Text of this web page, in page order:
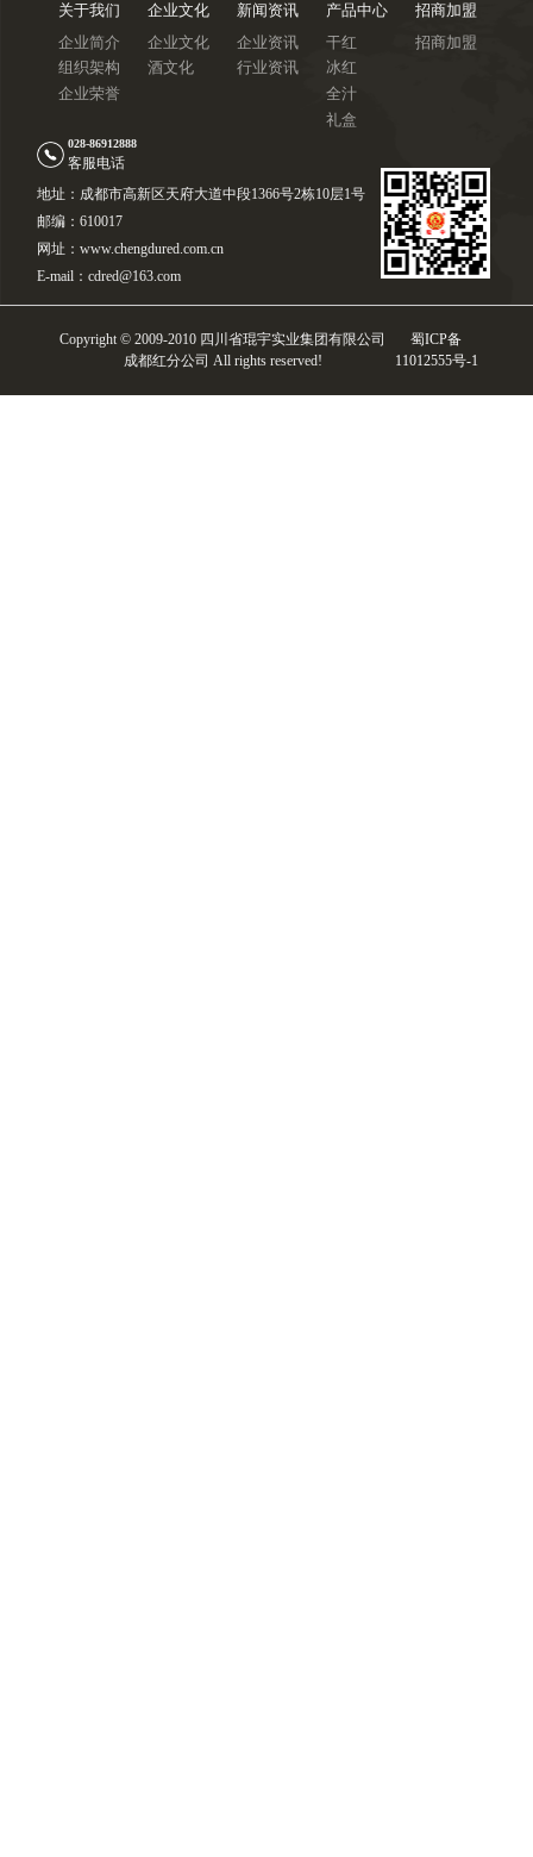
028-86912888
客服电话
地址：成都市高新区天府大道中段1366号2栋10层1号
邮编：610017
网址：www.chengdured.com.cn
E-mail：cdred@163.com
关于我们
企业简介
组织架构
企业荣誉
企业文化
企业文化
酒文化
新闻资讯
企业资讯
行业资讯
产品中心
干红
冰红
全汁
礼盒
招商加盟
招商加盟
Copyright © 2009-2010 四川省琨宇实业集团有限公司
成都红分公司 All rights reserved!
蜀ICP备
11012555号-1